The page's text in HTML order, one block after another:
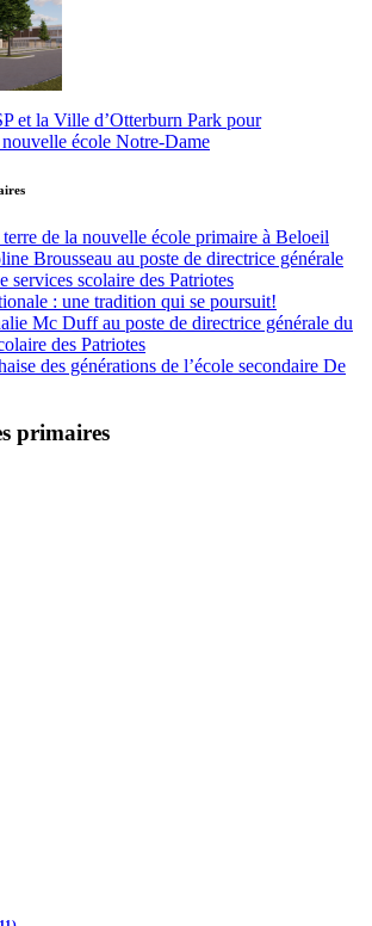
et la Ville d’Otterburn Park pour
école Notre-Dame
de la nouvelle école primaire à Beloeil
Brousseau au poste de directrice générale
services scolaire des Patriotes
: une tradition qui se poursuit!
Mc Duff au poste de directrice générale du
des Patriotes
des générations de l’école secondaire De
primaires